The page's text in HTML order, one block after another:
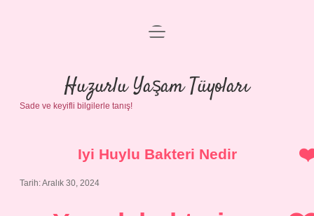
Anasayfa
Gizlilik Politikası
Yasal Uyarı
menüyü
Huzurlu Yaşam Tüyoları
Sade ve keyifli bilgilerle tanış!
Iyi Huylu Bakteri Nedir
Tarih: Aralık 30, 2024